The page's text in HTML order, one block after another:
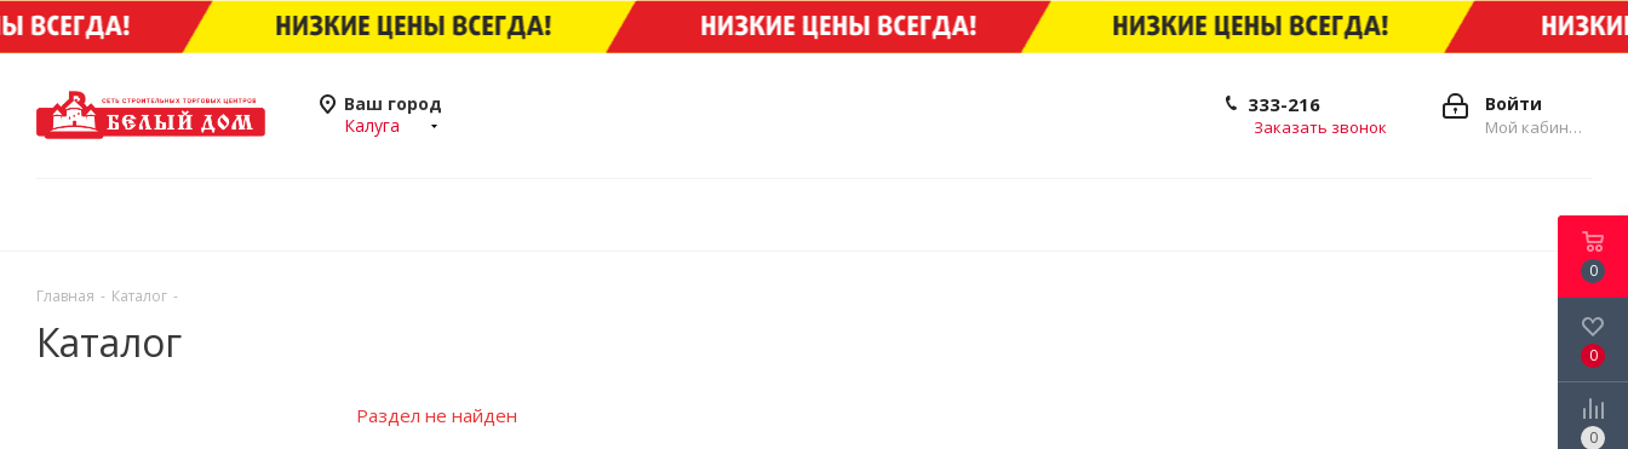
Ваш город
Калуга
Войти
Мой кабинет
333-216
Заказать звонок
Главная - Каталог -
Каталог
Раздел не найден
0
0
0